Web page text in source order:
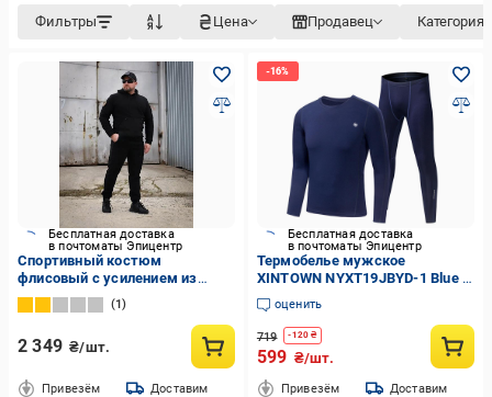
Фильтры Цена Продавец Категория
Бесплатная доставка
в почтоматы Эпицентр
Спортивный костюм
флисовый с усилением из
софтшелла р. 44/46 Черный
1
2 349 ₴/шт.
Привезём Доставим
Бесплатная доставка
в почтоматы Эпицентр
Термобелье мужское
XINTOWN NYXT19JBYD-1 Blue L
флисовый костюм с длинными
рукавами
оценить
719 -120 ₴
599 ₴/шт.
Привезём Доставим